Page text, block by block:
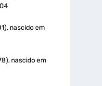
nascido em
nascido em